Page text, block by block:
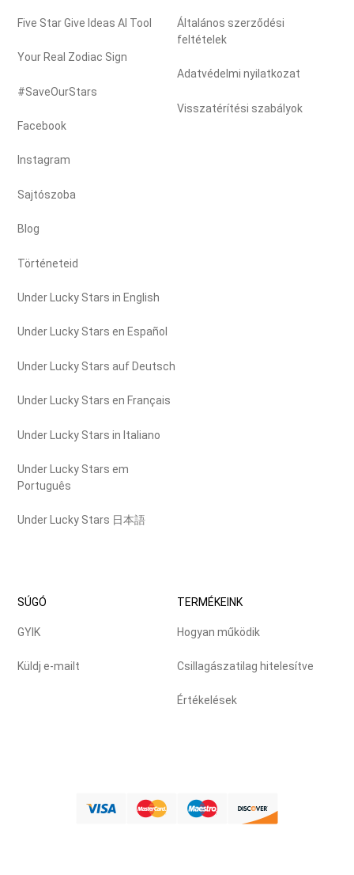
Five Star Give Ideas AI Tool
Your Real Zodiac Sign
#SaveOurStars
Facebook
Instagram
Sajtószoba
Blog
Történeteid
Under Lucky Stars in English
Under Lucky Stars en Español
Under Lucky Stars auf Deutsch
Under Lucky Stars en Français
Under Lucky Stars in Italiano
Under Lucky Stars em
Português
Under Lucky Stars 日本語
Általános szerződési
feltételek
Adatvédelmi nyilatkozat
Visszatérítési szabályok
SÚGÓ
GYIK
Küldj e-mailt
TERMÉKEINK
Hogyan működik
Csillagászatilag hitelesítve
Értékelések